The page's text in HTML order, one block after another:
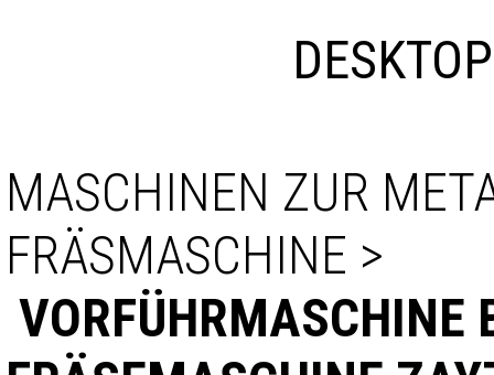
MASCHINEN ZUR
FRÄSMASCHINE >
VORFÜHRMASCHINE